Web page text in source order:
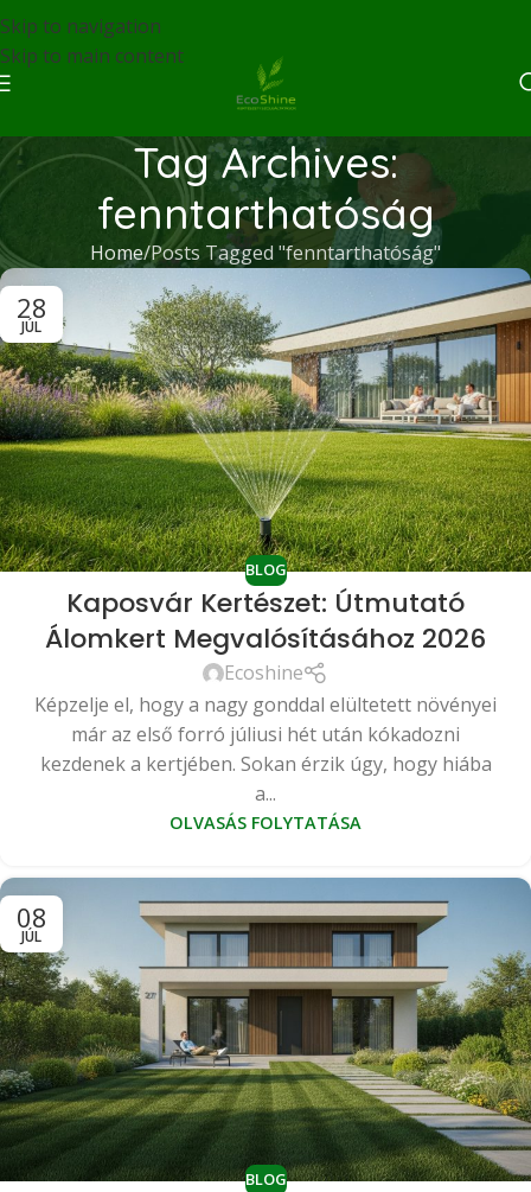
Skip to navigation
Skip to main content
Tag Archives:
fenntarthatóság
Home Posts Tagged "fenntarthatóság"
28
JÚL
BLOG
Kaposvár Kertészet: Útmutató
Álomkert Megvalósításához 2026
Ecoshine
Képzelje el, hogy a nagy gonddal elültetett növényei
már az első forró júliusi hét után kókadozni
kezdenek a kertjében. Sokan érzik úgy, hogy hiába
a...
OLVASÁS FOLYTATÁSA
08
JÚL
BLOG